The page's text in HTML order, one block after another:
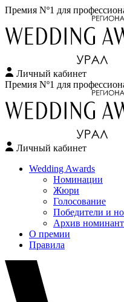
Премия Nº1 для
Личный кабинет
Перейти
содержимому
Премия Nº1 для
Личный кабинет
Wedding Awards
Номинации
Жюри
Голосование
Победители и
Архив
О премии
Правила